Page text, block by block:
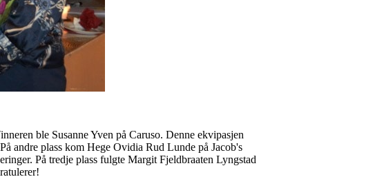
ble Susanne Yven på Caruso. Denne ekvipasjen
andre plass kom Hege Ovidia Rud Lunde på Jacob's
På tredje plass fulgte Margit Fjeldbraaten Lyngstad